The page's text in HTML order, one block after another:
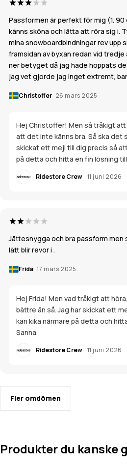
Passformen är perfekt för mig (1.
känns sköna och lätta att röra sig i.
mina snowboardbindningar rev upp
framsidan av byxan redan vid
ner betyget då jag hade hoppats
jag vet gjorde jag inget extremt,
Christoffer 26 mars 2025
Hej Christoffer! Men så tråkigt
att det inte känns bra. Så ska det
skickat ett mejl till dig precis så
på detta och hitta en fin lösning
Ridestore Crew 11 juni 2026
Jättesnygga och bra passform
lätt blir revor i .
Frida 17 mars 2025
Hej Frida! Men vad tråkigt att
bättre än så. Jag har skickat ett
kan kika närmare på detta och
Sanna
Ridestore Crew 11 juni 2026
Fler omdömen
Produkter du kanske